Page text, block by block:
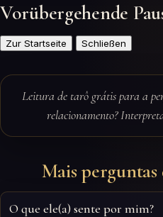
Vorübergehende
Zur Startseite Schließen
Leitura de tarô grátis para a
relacionamento?
Mais
O que ele(a) sente por mim?